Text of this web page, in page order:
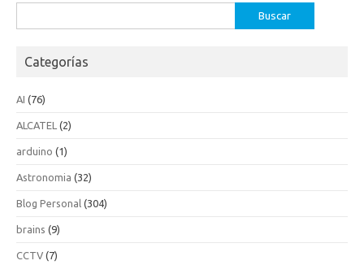
Categorías
AI (76)
ALCATEL (2)
arduino (1)
Astronomia (32)
Blog Personal (304)
brains (9)
CCTV (7)